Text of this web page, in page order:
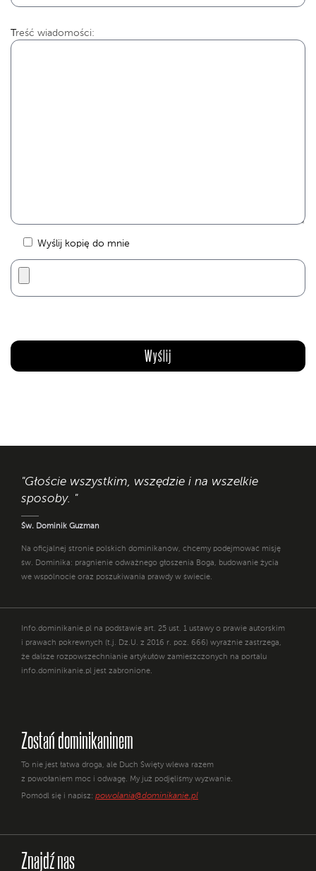
Treść wiadomości:
Wyślij kopię do mnie
"Głoście wszystkim, wszędzie i na wszelkie
sposoby. "
Św. Dominik Guzman
Na oficjalnej stronie polskich dominikanów, chcemy podejmować misję
św. Dominika: pragnienie odważnego głoszenia Boga, budowanie życia
we wspólnocie oraz poszukiwania prawdy w świecie.
Info.dominikanie.pl na podstawie art. 25 ust. 1 ustawy o prawie autorskim
i prawach pokrewnych (t.j. Dz.U. z 2016 r. poz. 666) wyraźnie zastrzega,
że dalsze rozpowszechnianie artykułów zamieszczonych na portalu
info.dominikanie.pl jest zabronione.
Zostań dominikaninem
To nie jest łatwa droga, ale Duch Święty wlewa razem
z powołaniem moc i odwagę. My już podjęliśmy wyzwanie.
Pomódl się i napisz: powolania@dominikanie.pl
Znajdź nas